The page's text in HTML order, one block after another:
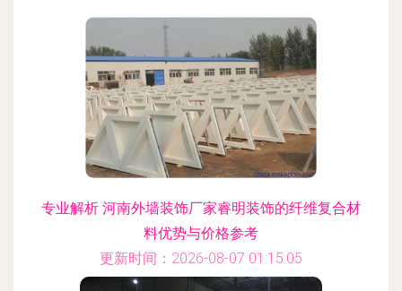
专业解析 河南外墙装饰厂家睿明装饰的纤维复合材
料优势与价格参考
更新时间：2026-08-07 01:15:05